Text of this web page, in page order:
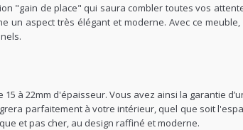
"gain de place" qui saura combler toutes vos
un aspect très élégant et moderne. Avec ce
à 22mm d'épaisseur. Vous avez ainsi la garantie
parfaitement à votre intérieur, quel que soit
et pas cher, au design raffiné et moderne.